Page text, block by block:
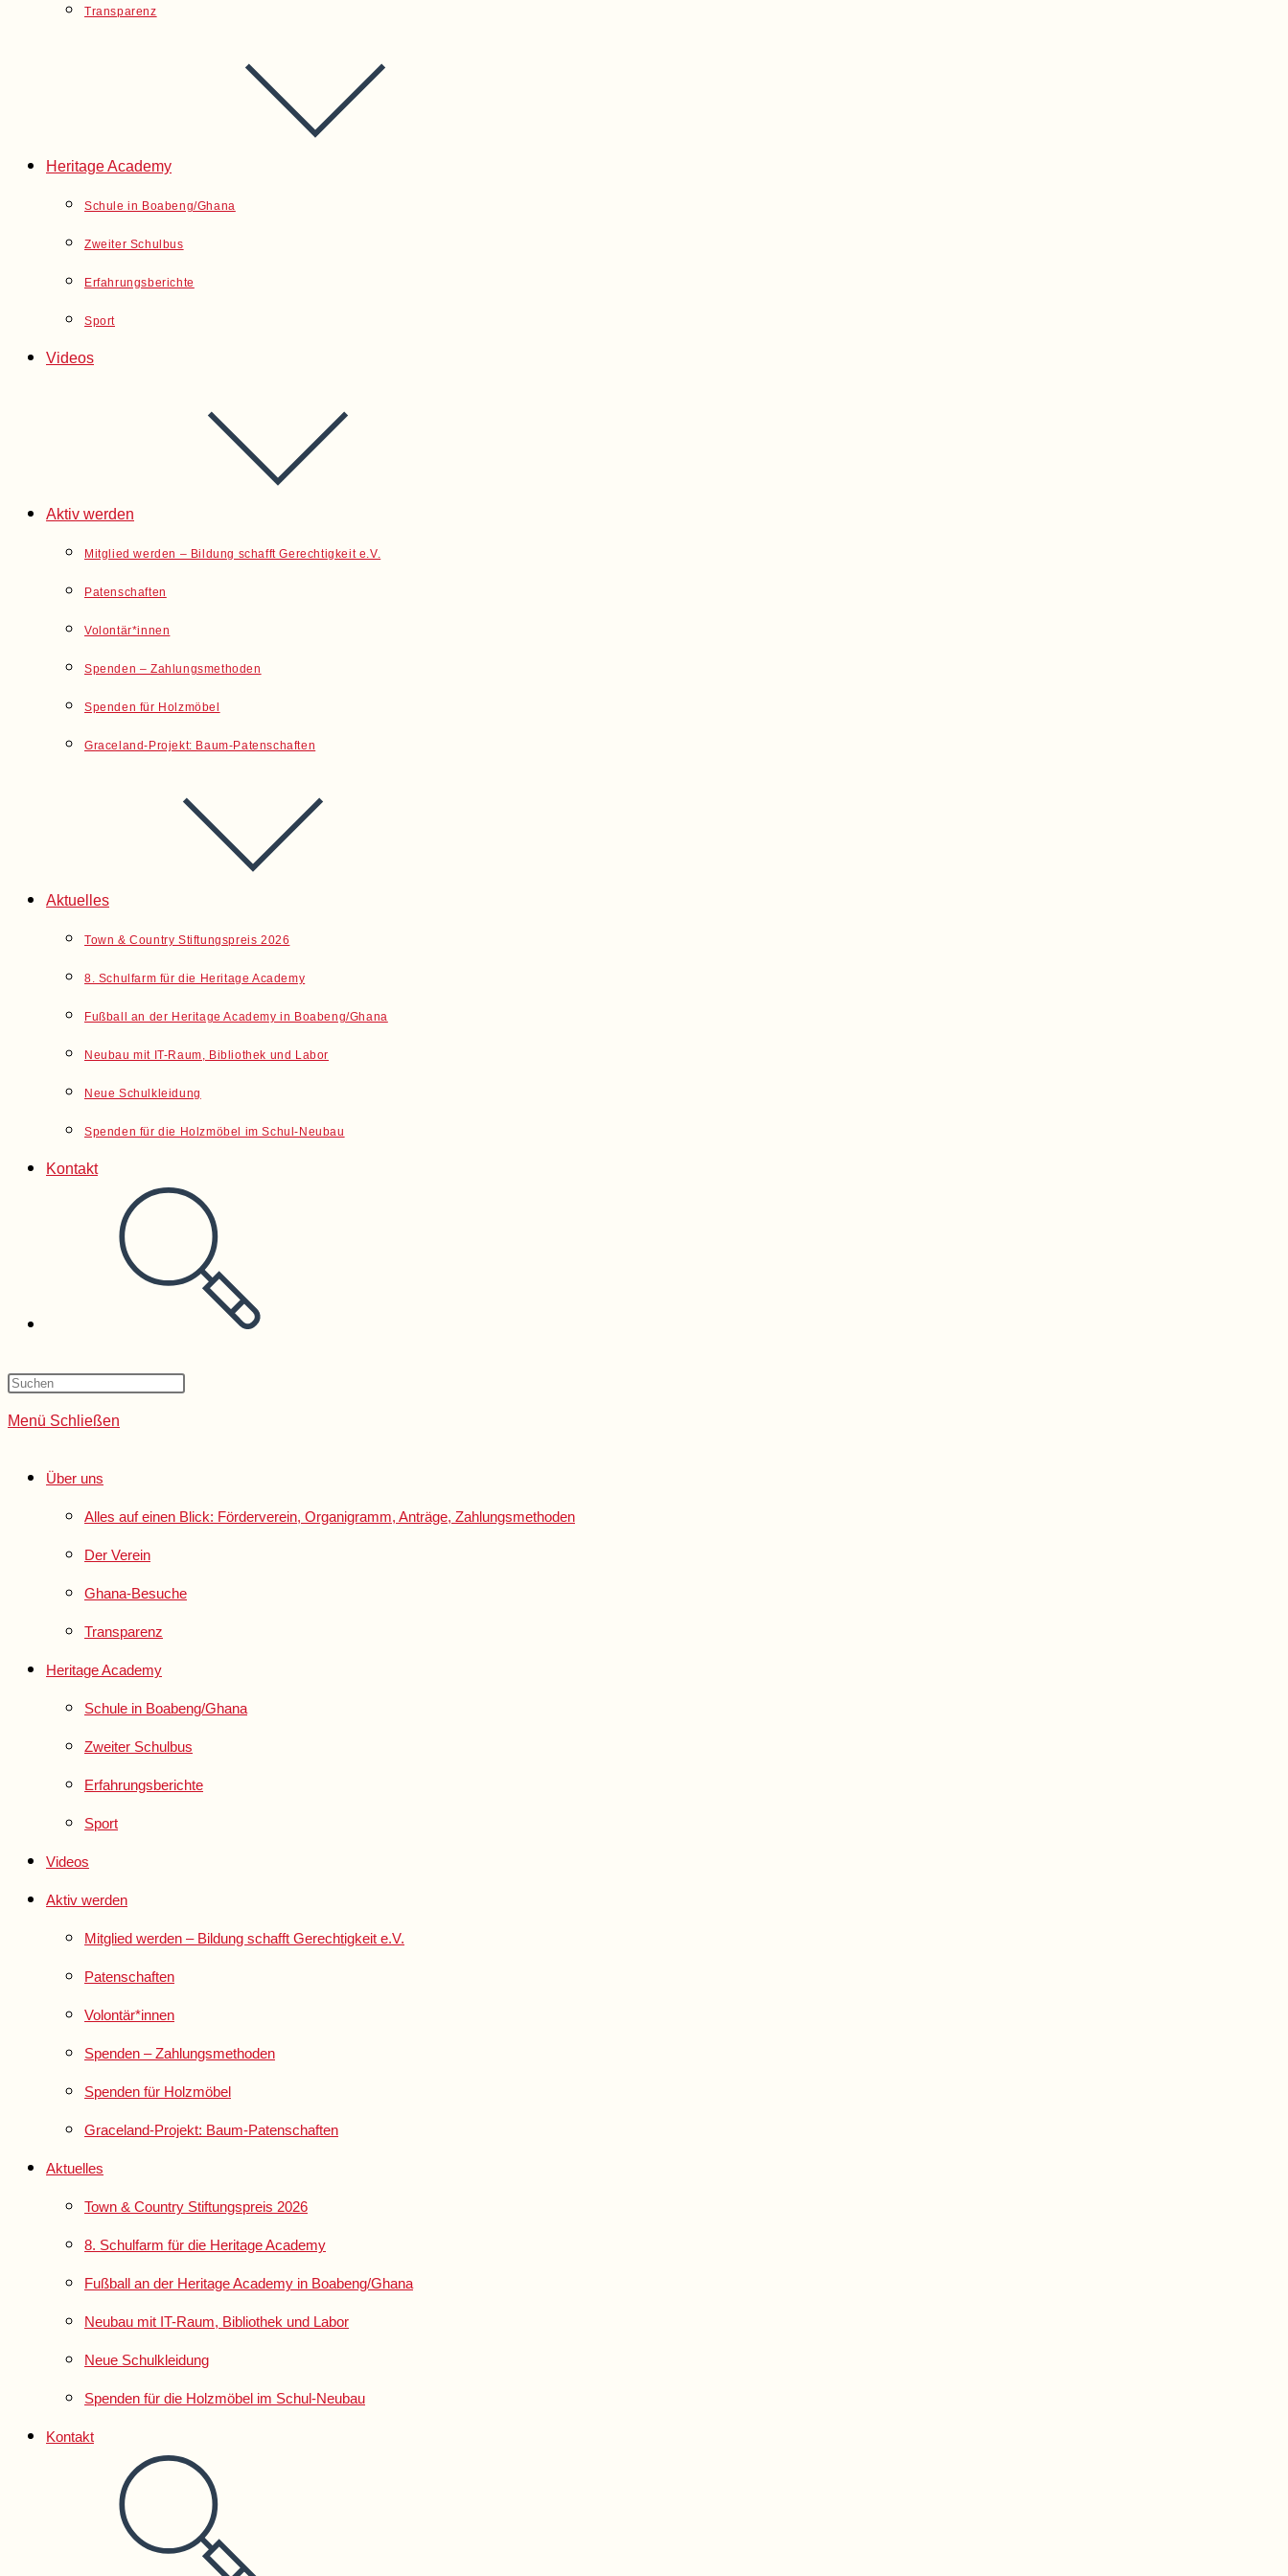
Transparenz
Heritage Academy
Schule in Boabeng/Ghana
Zweiter Schulbus
Erfahrungsberichte
Sport
Videos
Aktiv werden
Mitglied werden – Bildung schafft Gerechtigkeit e.V.
Patenschaften
Volontär*innen
Spenden – Zahlungsmethoden
Spenden für Holzmöbel
Graceland-Projekt: Baum-Patenschaften
Aktuelles
Town & Country Stiftungspreis 2026
8. Schulfarm für die Heritage Academy
Fußball an der Heritage Academy in Boabeng/Ghana
Neubau mit IT-Raum, Bibliothek und Labor
Neue Schulkleidung
Spenden für die Holzmöbel im Schul-Neubau
Kontakt
Menü Schließen
Über uns
Alles auf einen Blick: Förderverein, Organigramm, Anträge, Zahlungsmethoden
Der Verein
Ghana-Besuche
Transparenz
Heritage Academy
Schule in Boabeng/Ghana
Zweiter Schulbus
Erfahrungsberichte
Sport
Videos
Aktiv werden
Mitglied werden – Bildung schafft Gerechtigkeit e.V.
Patenschaften
Volontär*innen
Spenden – Zahlungsmethoden
Spenden für Holzmöbel
Graceland-Projekt: Baum-Patenschaften
Aktuelles
Town & Country Stiftungspreis 2026
8. Schulfarm für die Heritage Academy
Fußball an der Heritage Academy in Boabeng/Ghana
Neubau mit IT-Raum, Bibliothek und Labor
Neue Schulkleidung
Spenden für die Holzmöbel im Schul-Neubau
Kontakt